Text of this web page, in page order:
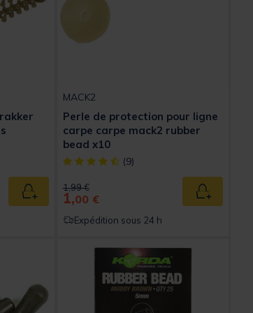
Ajouter au panier
MACK2
Perle de protection pour ligne
carpe carpe mack2 rubber
bead x10
[object Object] out of 5 Customer Rating
(9)
Price reduced from
1,99 €to
1,00 € Ajouter
Expédition sous 24 h